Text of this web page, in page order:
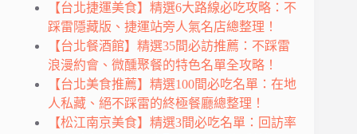
【台北捷運美食】精選6大路線必吃攻略：不
踩雷隱藏版、捷運站旁人氣名店總整理！
【台北餐酒館】精選35間必訪推薦：不踩雷
浪漫約會、微醺聚餐的特色名單全攻略！
【台北美食推薦】精選100間必吃名單：在地
人私藏、絕不踩雷的終極餐廳總整理！
【松江南京美食】精選3間必吃名單：回訪率